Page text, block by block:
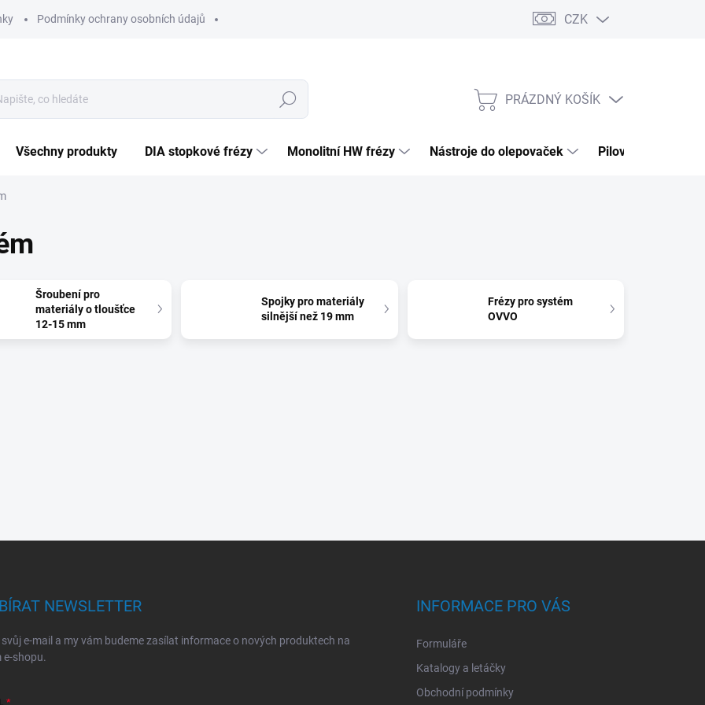
Podmínky ochrany osobních údajů CZK
Hledat
NÁKUPNÍ
PRÁZDNÝ KOŠÍK
Všechny produkty DIA stopkové frézy Monolitní HW frézy Nástroje do olepovaček Pilové kotouče
Šroubení pro
materiály o tloušťce
12-15 mm
Spojky pro materiály
silnější než 19 mm
Frézy pro systém
OVVO
NEWSLETTER
e-mail a my vám budeme zasílat informace o nových produktech na
e-shopu.
INFORMACE PRO VÁS
Formuláře
Katalogy a letáčky
Obchodní podmínky